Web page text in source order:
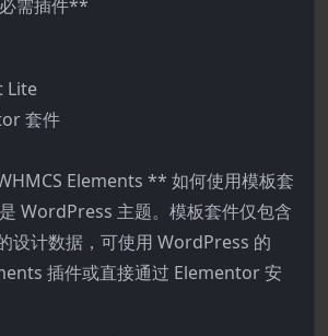
需插件**
Lite
套件
Elements ** 如何使用模板套
WordPress 主题。模板套件仅包含
设计数据，可使用 WordPress 的
插件或直接通过 Elementor 安